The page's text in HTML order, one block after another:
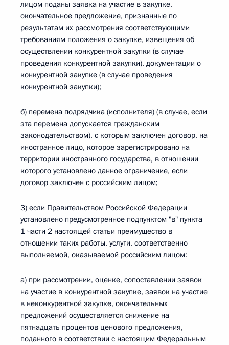
лицом поданы заявка на участие в закупке,
окончательное предложение, признанные по
результатам их рассмотрения соответствующими
требованиям положения о закупке, извещения об
осуществлении конкурентной закупки (в случае
проведения конкурентной закупки), документации о
конкурентной закупке (в случае проведения
конкурентной закупки);
б) перемена подрядчика (исполнителя) (в случае, если
эта перемена допускается гражданским
законодательством), с которым заключен договор, на
иностранное лицо, которое зарегистрировано на
территории иностранного государства, в отношении
которого установлено данное ограничение, если
договор заключен с российским лицом;
3) если Правительством Российской Федерации
установлено предусмотренное подпунктом "в" пункта
1 части 2 настоящей статьи преимущество в
отношении таких работы, услуги, соответственно
выполняемой, оказываемой российским лицом:
а) при рассмотрении, оценке, сопоставлении заявок
на участие в конкурентной закупке, заявок на участие
в неконкурентной закупке, окончательных
предложений осуществляется снижение на
пятнадцать процентов ценового предложения,
поданного в соответствии с настоящим Федеральным